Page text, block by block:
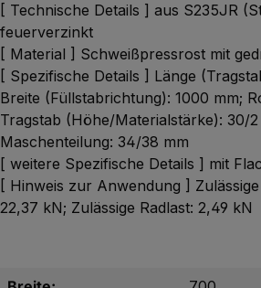
[ Technische Details ] aus S235JR
feuerverzinkt
[ Material ] Schweißpressrost mit
[ Spezifische Details ] Länge
Breite (Füllstabrichtung): 1000 mm;
Tragstab (Höhe/Materialstärke): 30/2
Maschenteilung: 34/38 mm
[ weitere Spezifische Details ] mit
[ Hinweis zur Anwendung ]
22,37 kN; Zulässige Radlast: 2,49 kN